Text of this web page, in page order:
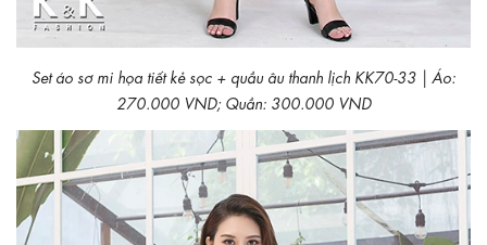
Set áo sơ mi họa tiết kẻ sọc + quầu âu thanh lịch KK70-33 | Áo:
270.000 VND; Quần: 300.000 VND